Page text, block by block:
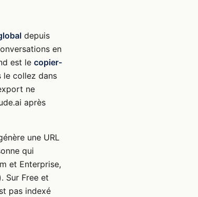
depuis
en
est le copier-
le collez dans
ne
après
une URL
qui
et Enterprise,
Sur Free et
pas indexé